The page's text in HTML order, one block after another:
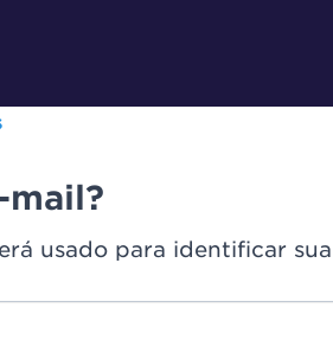
mail?
usado para identificar